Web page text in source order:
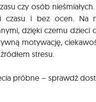
czy osób
czasu i bez ocen. Na
dzięki czemu dzieci
motywację,
stresu.
próbne – sprawdź